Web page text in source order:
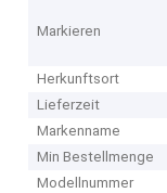
Markieren
Herkunftsort
Lieferzeit
Markenname
Min Bestellmenge
Modellnummer